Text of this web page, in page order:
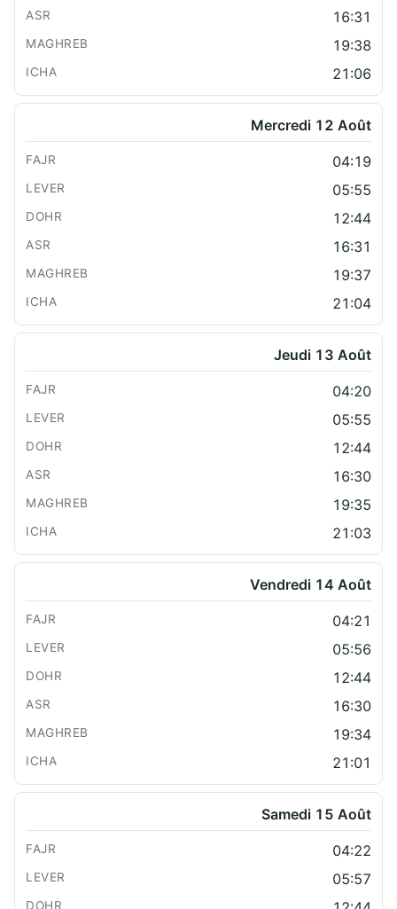
16:31
19:38
21:06
Mercredi 12 Août
04:19
05:55
12:44
16:31
19:37
21:04
Jeudi 13 Août
04:20
05:55
12:44
16:30
19:35
21:03
Vendredi 14 Août
04:21
05:56
12:44
16:30
19:34
21:01
Samedi 15 Août
04:22
05:57